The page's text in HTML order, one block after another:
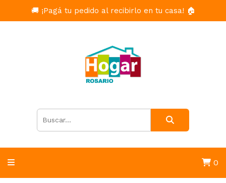
🚚 ¡Pagá tu pedido al recibirlo en tu casa! 🏠
0